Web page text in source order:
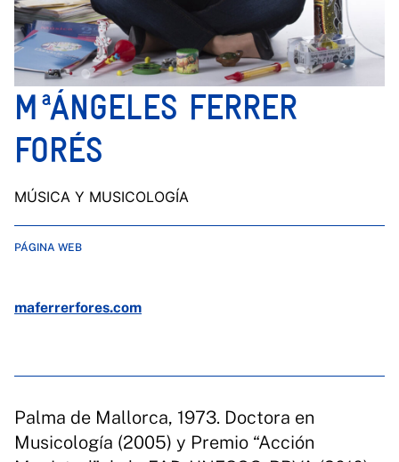
MªÁNGELES FERRER
FORÉS
MÚSICA Y MUSICOLOGÍA
PÁGINA WEB
maferrerfores.com
Palma de Mallorca, 1973. Doctora en
Musicología (2005) y Premio “Acción